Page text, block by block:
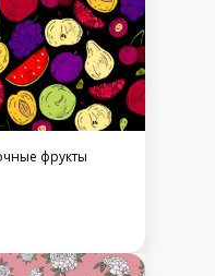
фрукты